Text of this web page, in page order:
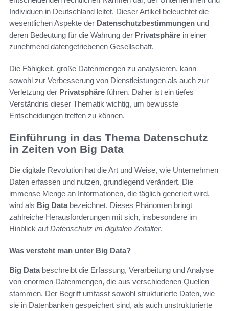
Individuen in Deutschland leitet. Dieser Artikel beleuchtet die
wesentlichen Aspekte der Datenschutzbestimmungen und
deren Bedeutung für die Wahrung der Privatsphäre in einer
zunehmend datengetriebenen Gesellschaft.
Die Fähigkeit, große Datenmengen zu analysieren, kann
sowohl zur Verbesserung von Dienstleistungen als auch zur
Verletzung der Privatsphäre führen. Daher ist ein tiefes
Verständnis dieser Thematik wichtig, um bewusste
Entscheidungen treffen zu können.
Einführung in das Thema Datenschutz
in Zeiten von Big Data
Die digitale Revolution hat die Art und Weise, wie Unternehmen
Daten erfassen und nutzen, grundlegend verändert. Die
immense Menge an Informationen, die täglich generiert wird,
wird als Big Databezeichnet. Dieses Phänomen bringt
zahlreiche Herausforderungen mit sich, insbesondere im
Hinblick aufDatenschutz im digitalen Zeitalter.
Was versteht man unter Big Data?
Big Databeschreibt die Erfassung, Verarbeitung und Analyse
von enormen Datenmengen, die aus verschiedenen Quellen
stammen. Der Begriff umfasst sowohl strukturierte Daten, wie
sie in Datenbanken gespeichert sind, als auch unstrukturierte